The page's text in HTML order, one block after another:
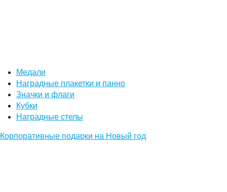
Медали
Наградные плакетки и панно
Значки и флаги
Кубки
Наградные стелы
Корпоративные подарки на Новый год